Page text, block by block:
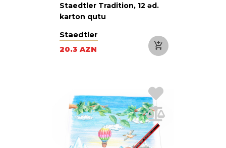
Staedtler Tradition, 12 əd.
karton qutu
Staedtler
20.3 AZN